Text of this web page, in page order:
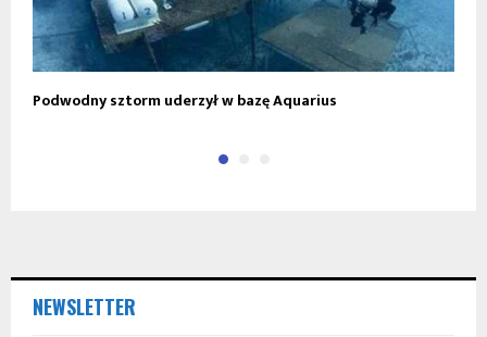
Podwodny sztorm uderzył w bazę Aquarius
NEWSLETTER